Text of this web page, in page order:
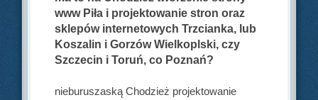
www Piła i projektowanie stron oraz
sklepów internetowych Trzcianka, lub
Koszalin i Gorzów Wielkoplski, czy
Szczecin i Toruń, co Poznań?
nieburuszaską Chodzież projektowanie